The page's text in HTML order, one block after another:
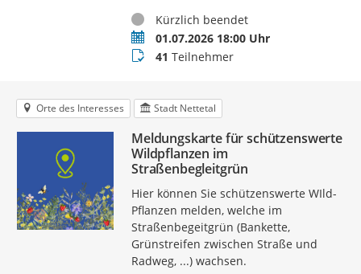
StatusKürzlich beendet
Termin01.07.2026 18:00 Uhr
Teilnehmer
41 Teilnehmer
Orte des Interesses Stadt Nettetal
Meldungskarte für schützenswerte
Wildpflanzen im
Straßenbegleitgrün
Hier können Sie schützenswerte WIld-
Pflanzen melden, welche im
Straßenbegeitgrün (Bankette,
Grünstreifen zwischen Straße und
Radweg, ...) wachsen.